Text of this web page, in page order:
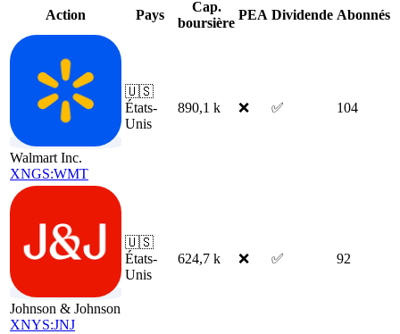
Action Pays
Cap.
boursière
PEA Dividende Abonnés
Walmart Inc.
XNGS:WMT
🇺🇸
États-
Unis
890,1 k ❌ ✅ 104
Johnson & Johnson
XNYS:JNJ
🇺🇸
États-
Unis
624,7 k ❌ ✅ 92